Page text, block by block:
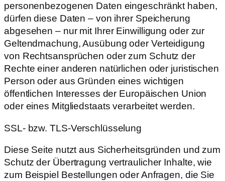
personenbezogenen Daten eingeschränkt haben,
dürfen diese Daten – von ihrer Speicherung
abgesehen – nur mit Ihrer Einwilligung oder zur
Geltendmachung, Ausübung oder Verteidigung
von Rechtsansprüchen oder zum Schutz der
Rechte einer anderen natürlichen oder juristischen
Person oder aus Gründen eines wichtigen
öffentlichen Interesses der Europäischen Union
oder eines Mitgliedstaats verarbeitet werden.
SSL- bzw. TLS-Verschlüsselung
Diese Seite nutzt aus Sicherheitsgründen und zum
Schutz der Übertragung vertraulicher Inhalte, wie
zum Beispiel Bestellungen oder Anfragen, die Sie